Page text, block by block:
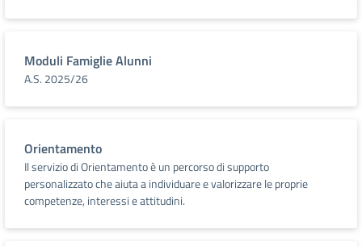
Moduli Famiglie Alunni
A.S. 2025/26
Orientamento
Il servizio di Orientamento è un percorso di supporto
personalizzato che aiuta a individuare e valorizzare le proprie
competenze, interessi e attitudini.